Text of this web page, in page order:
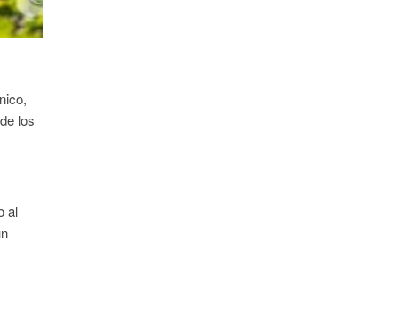
los
al